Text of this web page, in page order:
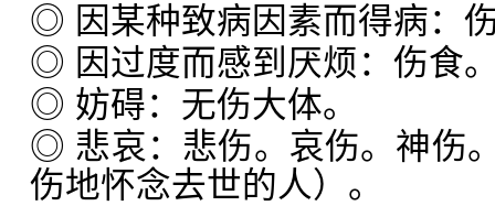
◎ 因某种致病因素而得病：
◎ 因过度而感到厌烦：伤食
◎ 妨碍：无伤大体。
◎ 悲哀：悲伤。哀伤。神伤
伤地怀念去世的人）。